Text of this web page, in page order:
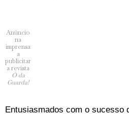
Anúncio
na
imprensa
a
publicitar
a revista
Ó da
Guarda!
Entusiasmados com o sucesso